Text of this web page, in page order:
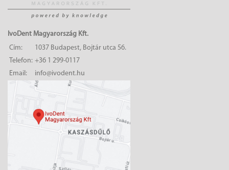
IvoDent Magyarország Kft.
Cím:
1037 Budapest, Bojtár utca 56.
Telefon: +36 1 299-0117
Email:
info@ivodent.hu